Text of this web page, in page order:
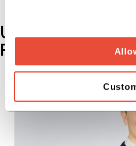
UNSERE
PROZESSE UND PMI